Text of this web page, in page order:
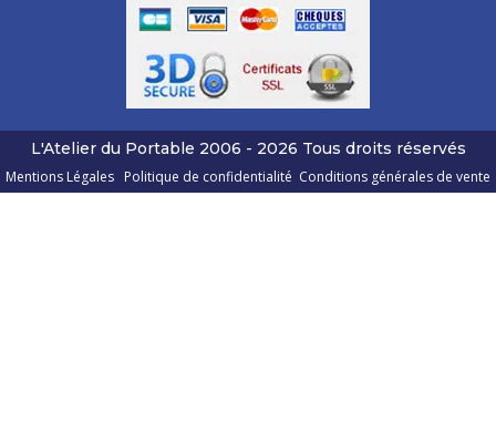
L'Atelier du Portable 2006 - 2026 Tous droits réservés
Mentions Légales Politique de confidentialité Conditions générales de vente